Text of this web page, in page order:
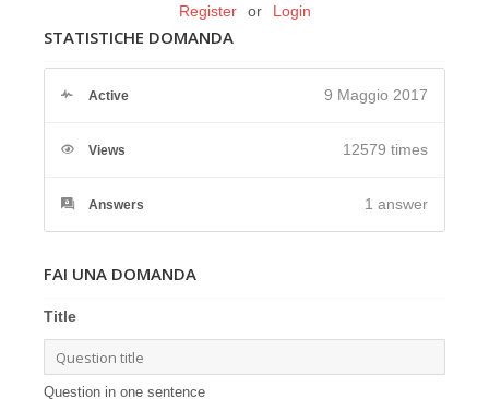
Register or Login
STATISTICHE DOMANDA
Active 9 Maggio 2017
Views 12579 times
Answers 1 answer
FAI UNA DOMANDA
Title
Question in one sentence